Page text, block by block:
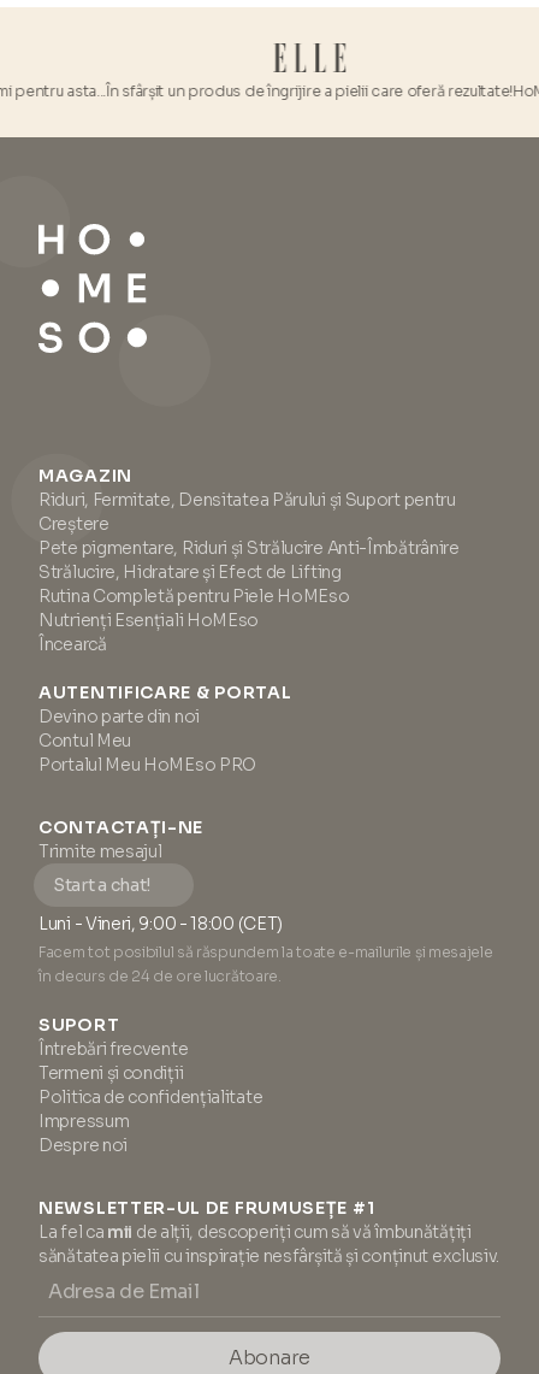
În sfârșit un produs de îngrijire a pielii care oferă rezultate!HoMEso Kitul
MAGAZIN
Riduri, Fermitate, Densitatea Părului și Suport pentru
Creștere
Pete pigmentare, Riduri și Strălucire Anti-Îmbătrânire
Strălucire, Hidratare și Efect de Lifting
Rutina Completă pentru Piele HoMEso
Nutrienți Esențiali HoMEso
Încearcă
AUTENTIFICARE & PORTAL
Devino parte din noi
Contul Meu
Portalul Meu HoMEso PRO
CONTACTAȚI-NE
Trimite mesajul
Start a chat!
Luni - Vineri, 9:00 - 18:00 (CET)
Facem tot posibilul să răspundem la toate e-mailurile și mesajele
în decurs de 24 de ore lucrătoare.
SUPORT
Întrebări frecvente
Termeni și condiții
Politica de confidențialitate
Impressum
Despre noi
NEWSLETTER-UL DE FRUMUSEȚE #1
La fel ca mii de alții, descoperiți cum să vă îmbunătățiți
sănătatea pielii cu inspirație nesfârșită și conținut exclusiv.
Abonare